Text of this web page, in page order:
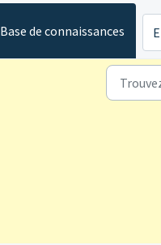
Base de connaissances